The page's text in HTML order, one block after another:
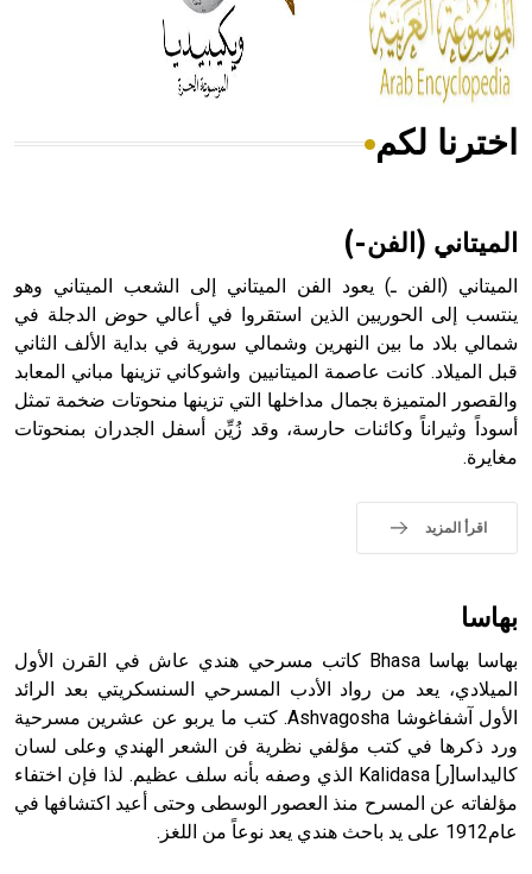
من مادة كربونات الكلسيوم، وهو أحمر أو شديد الحمرة وهو
أجود أنواعه، ويمتاز بكبر الحجم ويسمى الش
هل تعلم أن الأبسيد كلمة فرنسية اللفظ تم اعتمادها مصطلحاً
- هل تعلم أن أبجر Abgar اسم معروف جيداً يعود إلى عدد من
الملوك الذين حكموا مدينة إديسا (الرها) من أبجر الأول وحتى
التاسع، وهم ينتسبون إلى أسرة أوسروين
اخترنا لكم
الميتاني (الفن-)
الميتاني (الفن ـ) يعود الفن الميتاني إلى الشعب الميتاني وهو
ينتسب إلى الحوريين الذين استقروا في أعالي حوض الدجلة في
شمالي بلاد ما بين النهرين وشمالي سورية في بداية الألف الثاني
قبل الميلاد. كانت عاصمة الميتانيين واشوكاني تزينها مباني المعابد
والقصور المتميزة بجمال مداخلها التي تزينها منحوتات ضخمة تمثل
أسوداً وثيراناً وكائنات حارسة، وقد زُيِّن أسفل الجدران بمنحوتات
مغايرة.
اقرأ المزيد
بهاسا
بهاسا بهاسا Bhasa كاتب مسرحي هندي عاش في القرن الأول
الميلادي، يعد من رواد الأدب المسرحي السنسكريتي بعد الرائد
الأول آشفاغوشا Ashvagosha. كتب ما يربو عن عشرين مسرحية
ورد ذكرها في كتب مؤلفي نظرية فن الشعر الهندي وعلى لسان
كاليداسا[ر] Kalidasa الذي وصفه بأنه سلف عظيم. لذا فإن اختفاء
مؤلفاته عن المسرح منذ العصور الوسطى وحتى أعيد اكتشافها في
عام1912 على يد باحث هندي يعد نوعاً من اللغز.